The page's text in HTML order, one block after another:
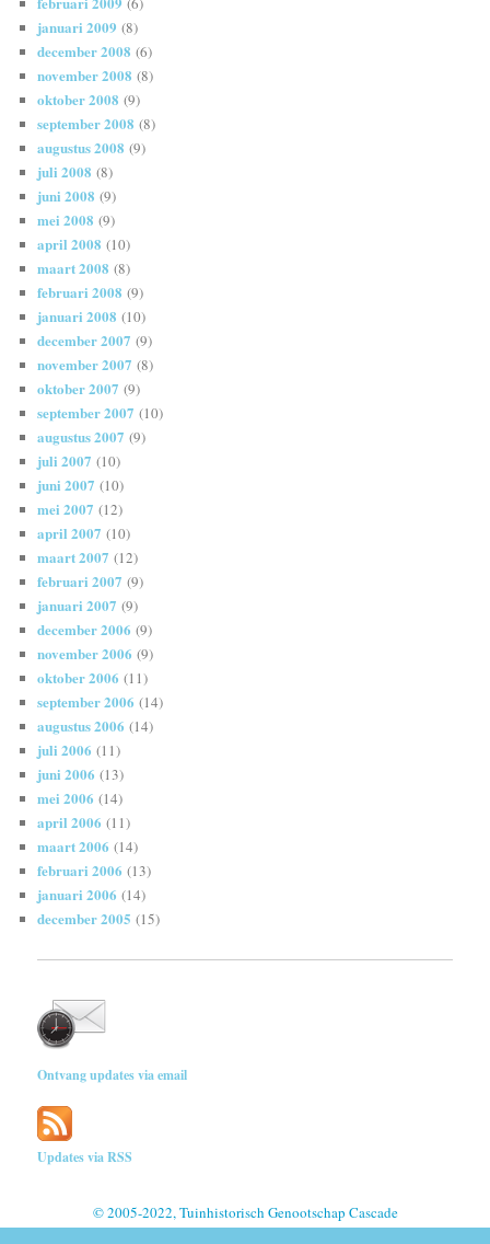
januari 2009 (8)
december 2008 (6)
november 2008 (8)
oktober 2008 (9)
september 2008 (8)
augustus 2008 (9)
juli 2008 (8)
juni 2008 (9)
mei 2008 (9)
april 2008 (10)
maart 2008 (8)
februari 2008 (9)
januari 2008 (10)
december 2007 (9)
november 2007 (8)
oktober 2007 (9)
september 2007 (10)
augustus 2007 (9)
juli 2007 (10)
juni 2007 (10)
mei 2007 (12)
april 2007 (10)
maart 2007 (12)
februari 2007 (9)
januari 2007 (9)
december 2006 (9)
november 2006 (9)
oktober 2006 (11)
september 2006 (14)
augustus 2006 (14)
juli 2006 (11)
juni 2006 (13)
mei 2006 (14)
april 2006 (11)
maart 2006 (14)
februari 2006 (13)
januari 2006 (14)
december 2005 (15)
Ontvang updates via email
Updates via RSS
© 2005-2022, Tuinhistorisch Genootschap Cascade